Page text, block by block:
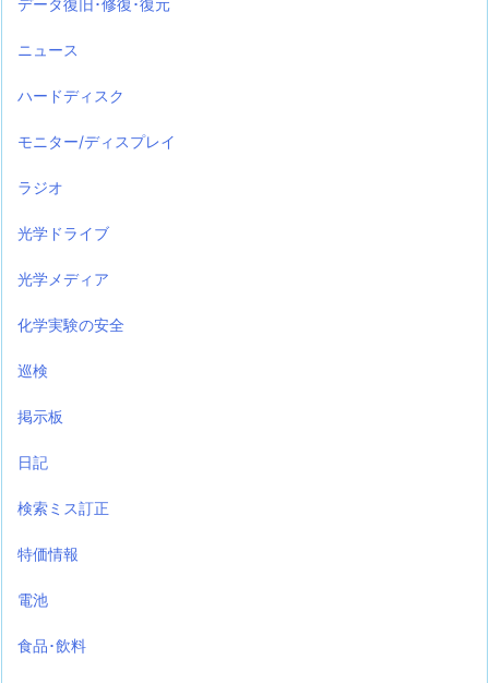
データ復旧･修復･復元
ニュース
ハードディスク
モニター/ディスプレイ
ラジオ
光学ドライブ
光学メディア
化学実験の安全
巡検
掲示板
日記
検索ミス訂正
特価情報
電池
食品･飲料